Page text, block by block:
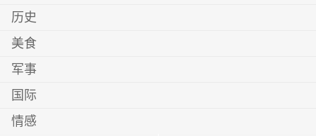
历史
美食
军事
国际
情感